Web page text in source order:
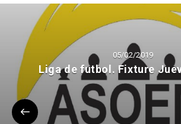
05/02/2019
Liga de futbol. Fixture